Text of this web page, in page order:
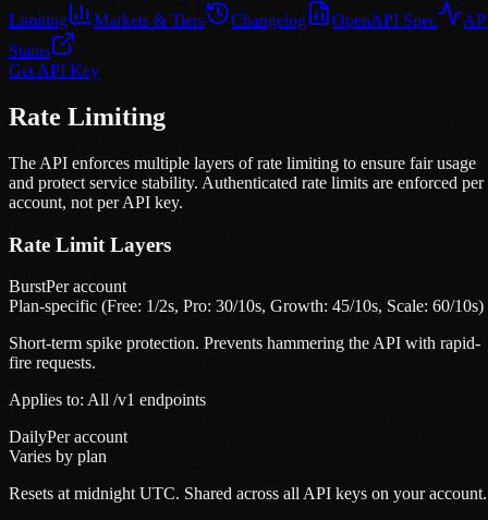
Limiting
Markets & Tiers Changelog OpenAPI Spec
Status
Get API Key
Rate Limiting
The API enforces multiple layers of rate limiting to ensure fair usage
and protect service stability. Authenticated rate limits are enforced per
account, not per API key.
Rate Limit Layers
BurstPer account
Plan-specific (Free: 1/2s, Pro: 30/10s, Growth: 45/10s, Scale: 60/10s)
Short-term spike protection. Prevents hammering the API with rapid-
fire requests.
Applies to: All /v1 endpoints
DailyPer account
Varies by plan
Resets at midnight UTC. Shared across all API keys on your account.